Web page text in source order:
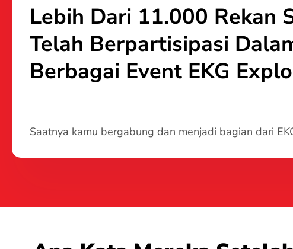
Lebih Dari 11.000 Rekan
Telah Berpartisipasi
Berbagai Event EKG
Saatnya kamu bergabung dan menjadi bagian dari